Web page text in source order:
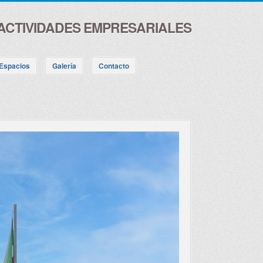
EMPRESARIALES
Galería Contacto